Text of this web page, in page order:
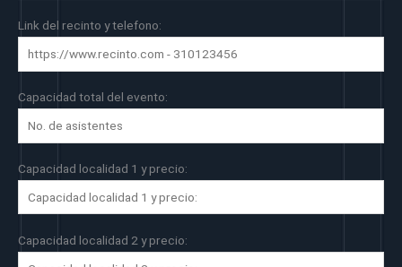
Link del recinto y telefono:
Capacidad total del evento:
Capacidad localidad 1 y precio:
Capacidad localidad 2 y precio: